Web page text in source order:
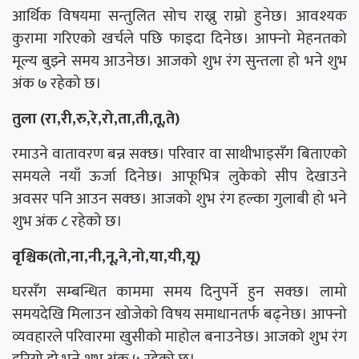
आर्थिक विषयमा सन्तुलित सोच राख्नु राम्रो हुनेछ। आवश्यक
कुरामा गरिएको खर्चले पछि फाइदा दिनेछ। आफ्नो मेहनतको
मूल्य बुझ्ने समय आउनेछ। आजको शुभ रंग सुन्तला हो भने शुभ
अंक ७ रहेको छ।
तुला (रा,री,रु,रे,रो,ता,ती,तू,ते)
रमाउने वातावरण बन्न सक्छ। परिवार वा साथीभाइसँग बिताएको
समयले नयाँ ऊर्जा दिनेछ। आफूभित्र लुकेको सीप देखाउने
अवसर पनि आउन सक्छ। आजको शुभ रंग हल्का गुलाबी हो भने
शुभ अंक ८ रहेको छ।
वृश्चिक(तो,ना,नी,नू,ने,नो,या,यी,यू)
घरसँग सम्बन्धित काममा समय दिनुपर्ने हुन सक्छ। लामो
समयदेखि मिलाउन खोजेको विषय समाधानतर्फ बढ्नेछ। आफ्नो
व्यवहारले परिवारमा खुसीको माहोल बनाउनेछ। आजको शुभ रंग